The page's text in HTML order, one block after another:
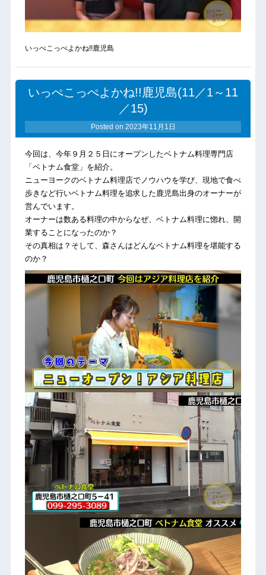
いっぺこっぺよかね!!鹿児島
いっぺこっぺよかね!!鹿児島(11／1～11
／15)
Posted on 2023年11月1日
今回は、今年９月２５日にオープンしたベトナム料理専門店
「ベトナム食堂」を紹介。
ニューヨークのベトナム料理店でノウハウを学び、現地で食べ
歩きなど行いベトナム料理を追求した鹿児島出身のオーナーが
営んでいます。
オーナーは数ある料理の中からなぜ、ベトナム料理に惚れ、開
業することになったのか？
その真相は？そして、森さんはどんなベトナム料理を堪能する
のか？